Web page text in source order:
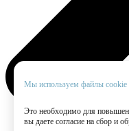
Мы используем файлы cookie
Это необходимо для
вы даете согласие на сбор и